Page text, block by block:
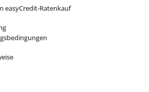
easyCredit-Ratenkauf